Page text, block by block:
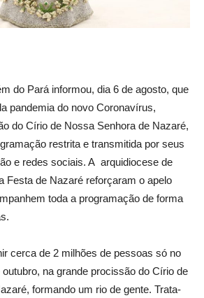
do Pará informou, dia 6 de agosto, que
pandemia do novo Coronavírus,
do Círio de Nossa Senhora de Nazaré,
restrita e transmitida por seus
e redes sociais. A arquidiocese de
Festa de Nazaré reforçaram o apelo
toda a programação de forma
cerca de 2 milhões de pessoas só no
na grande procissão do Círio de
formando um rio de gente. Trata-